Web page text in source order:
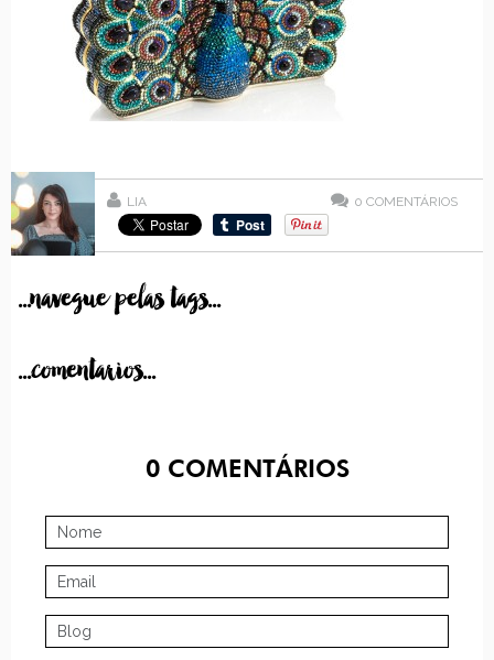
LIA 0 COMENTÁRIOS
...navegue pelas tags...
...comentarios...
0COMENTÁRIOS